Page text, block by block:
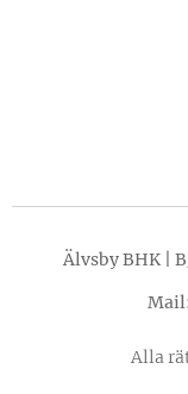
Älvsby BHK |
Alla